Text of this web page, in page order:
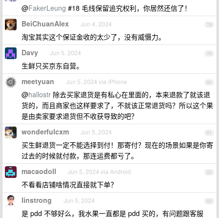
@FakerLeung #18 毛线保留追究权利，你居然还信了！
78
BeiChuanAlex Jun 4, 2024
淘宝其实这个保证金收的太少了，没有威慑力。
79
Davy Jun 5, 2024
生鲜只买京东自营。
80
meetyuan Jun 5, 2024 via iPhone
@hallostr 除去买家退货是有私心在里面的，本来退款了就该退
货的，而且商家也这样要求了，不就该正常退货吗？所以这个果
是由卖家要求退货但不收获导致的吧？
81
wonderfulcxm Jun 5, 2024
买生鲜退货一定不能选择到付！那寄付？现在的场景如果是你寄
过去的时候就付款，那连运费都亏了。
82
macaodoll Jun 5, 2024 via Android
不看看店铺啥情况直接就下单？
83
linstrong Jun 5, 2024
是 pdd 不够好么，我水果一直都是 pdd 买的，有问题跟客服